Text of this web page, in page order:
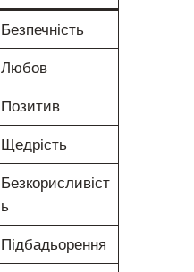
Безпечність
Любов
Позитив
Щедрість
Безкорисливіст
ь
Підбадьорення